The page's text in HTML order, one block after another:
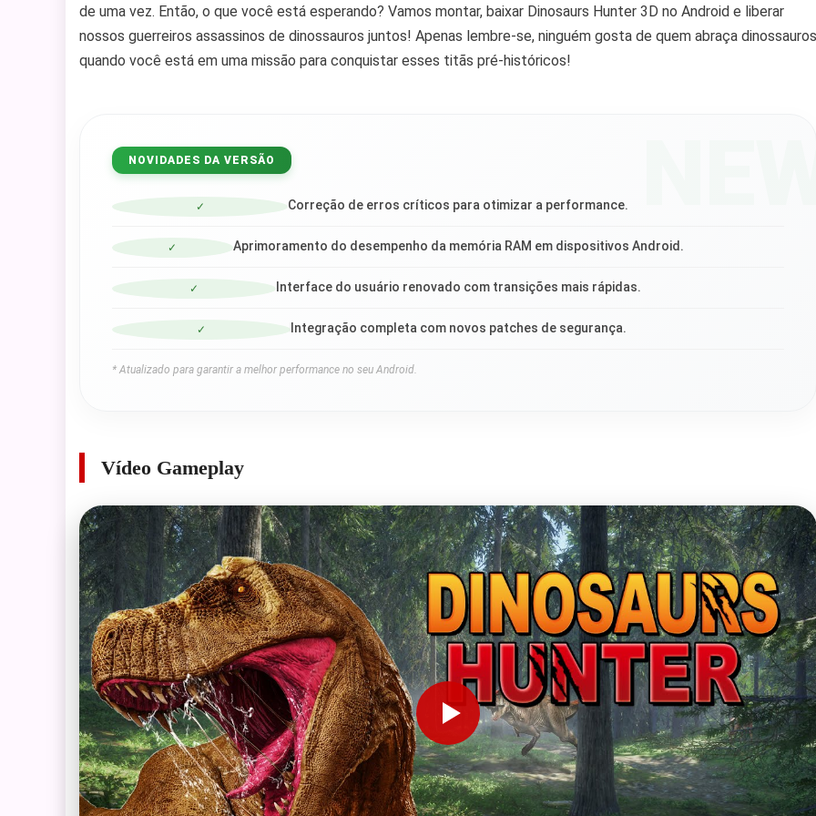
de uma vez. Então, o que você está esperando? Vamos montar, baixar Dinosaurs Hunter 3D no Android e liberar
nossos guerreiros assassinos de dinossauros juntos! Apenas lembre-se, ninguém gosta de quem abraça dinossauros
quando você está em uma missão para conquistar esses titãs pré-históricos!
NOVIDADES DA VERSÃO
✓ Correção de erros críticos para otimizar a performance.
✓ Aprimoramento do desempenho da memória RAM em dispositivos Android.
✓ Interface do usuário renovado com transições mais rápidas.
✓ Integração completa com novos patches de segurança.
* Atualizado para garantir a melhor performance no seu Android.
Vídeo Gameplay